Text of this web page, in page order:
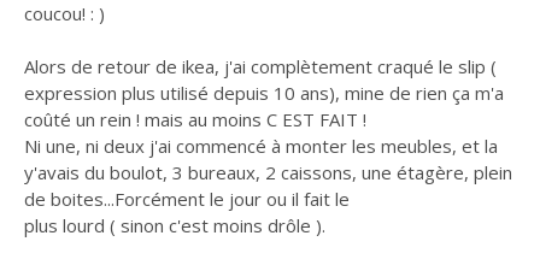
coucou! : )
Alors de retour de ikea, j'ai complètement craqué le slip (
expression plus utilisé depuis 10 ans), mine de rien ça m'a
coûté un rein ! mais au moins C EST FAIT !
Ni une, ni deux j'ai commencé à monter les meubles, et la
y'avais du boulot, 3 bureaux, 2 caissons, une étagère, plein
de boites...Forcément le jour ou il fait le
plus lourd ( sinon c'est moins drôle ).